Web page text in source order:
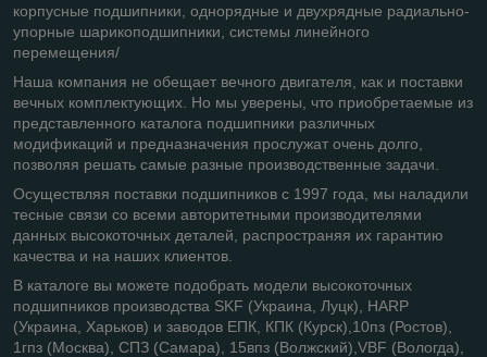
корпусные подшипники, однорядные и двухрядные радиально-
упорные шарикоподшипники, системы линейного
перемещения/
Наша компания не обещает вечного двигателя, как и поставки
вечных комплектующих. Но мы уверены, что приобретаемые из
представленного каталога подшипники различных
модификаций и предназначения прослужат очень долго,
позволяя решать самые разные производственные задачи.
Осуществляя поставки подшипников с 1997 года, мы наладили
тесные связи со всеми авторитетными производителями
данных высокоточных деталей, распространяя их гарантию
качества и на наших клиентов.
В каталоге вы можете подобрать модели высокоточных
подшипников производства SKF (Украина, Луцк), HARP
(Украина, Харьков) и заводов ЕПК, КПК (Курск),10пз (Ростов),
1гпз (Москва), СПЗ (Самара), 15впз (Волжский),VBF (Вологда),